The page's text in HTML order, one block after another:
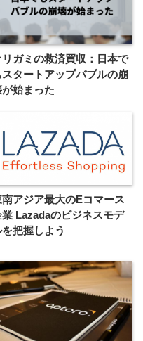
リガミの救済買収：日本で
スタートアップバブルの崩
が始まった
南アジア最大のEコマース
業 Lazadaのビジネスモデ
を把握しよう